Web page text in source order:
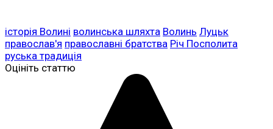
історія Волині волинська шляхта Волинь Луцьк
православ'я православні братства Річ Посполита
руська традиція
Оцініть статтю